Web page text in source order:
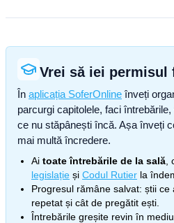
Vrei să iei permisul
În aplicația SoferOnline înveți
parcurgi capitolele, faci
ce nu stăpânești încă. Așa înveți
mai multă încredere.
Ai toate întrebările de la sală
legislație și Codul Rutier la
Progresul rămâne salvat: știi
repetat și cât de pregătit ești.
Întrebările greșite revin în